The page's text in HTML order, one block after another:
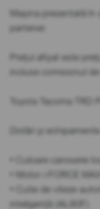
Mașina prezentată
partener.
Prețul afișat este
incluse comisionul
Toyota Tacoma TRD
Dotări și echipamente:
• Culoare caroserie
• Motor i-FORCE
• Cutie de viteze
inteligență (AL80F)